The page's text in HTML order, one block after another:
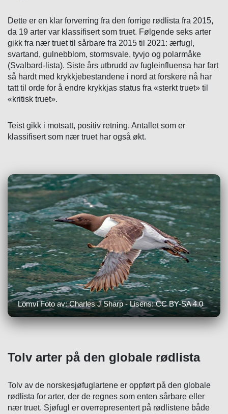
Dette er en klar forverring fra den forrige rødlista fra 2015,
da 19 arter var klassifisert som truet. Følgende seks arter
gikk fra nær truet til sårbare fra 2015 til 2021: ærfugl,
svartand, gulnebblom, stormsvale, tyvjo og polarmåke
(Svalbard-lista). Siste års utbrudd av fugleinfluensa har fart
så hardt med krykkjebestandene i nord at forskere nå har
tatt til orde for å endre krykkjas status fra «sterkt truet» til
«kritisk truet».
Teist gikk i motsatt, positiv retning. Antallet som er
klassifisert som nær truet har også økt.
Lomvi Foto av: Charles J Sharp - Lisens: CC BY-SA 4.0
Tolv arter på den globale rødlista
Tolv av de norskesjøfuglartene er oppført på den globale
rødlista for arter, der de regnes som enten sårbare eller
nær truet. Sjøfugl er overrepresentert på rødlistene både